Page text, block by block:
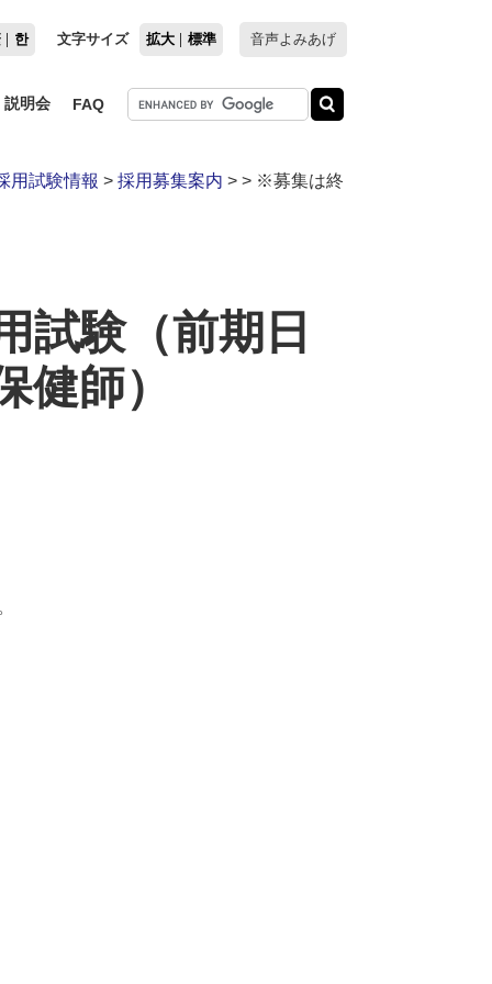
한 文字サイズ 拡大 標準 音声よみあげ
説明会 FAQ
用試験情報 > 採用募集案内 > > ※募集は終
験（前期日
師）